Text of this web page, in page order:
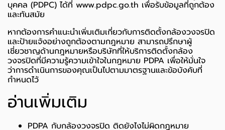
บุคคล (PDPC) ได้ที่ www.pdpc.go.th เพื่อรับข้อมูลที่ถูกต้อง
และทันสมัย
หากต้องการคำแนะนำเพิ่มเติมเกี่ยวกับการติดตั้งกล้องวงจรปิด
และป้ายแจ้งอย่างถูกต้องตามกฎหมาย สามารถปรึกษาผู้
เชี่ยวชาญด้านกฎหมายหรือบริษัทที่ให้บริการติดตั้งกล้อง
วงจรปิดที่มีความรู้ความเข้าใจในกฎหมาย PDPA เพื่อให้มั่นใจ
ว่าการดำเนินการของคุณเป็นไปตามมาตรฐานและข้อบังคับที่
กำหนดไว้
อ่านเพิ่มเติม
PDPA กับกล้องวงจรปิด ติดยังไงไม่ผิดกฎหมาย